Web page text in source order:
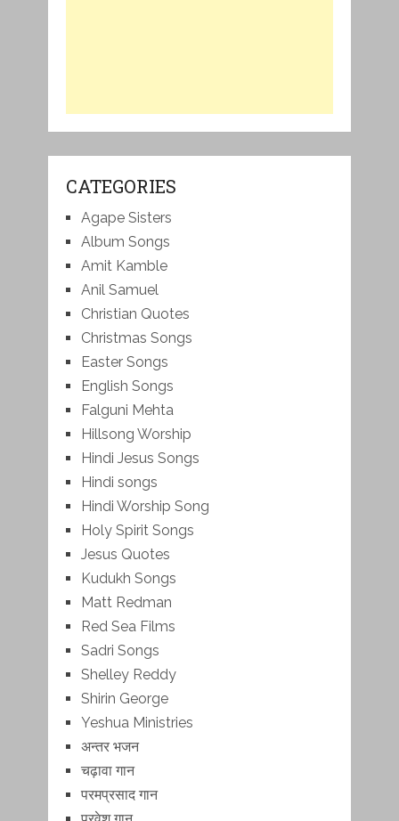
CATEGORIES
Agape Sisters
Album Songs
Amit Kamble
Anil Samuel
Christian Quotes
Christmas Songs
Easter Songs
English Songs
Falguni Mehta
Hillsong Worship
Hindi Jesus Songs
Hindi songs
Hindi Worship Song
Holy Spirit Songs
Jesus Quotes
Kudukh Songs
Matt Redman
Red Sea Films
Sadri Songs
Shelley Reddy
Shirin George
Yeshua Ministries
अन्तर भजन
चढ़ावा गान
परमप्रसाद गान